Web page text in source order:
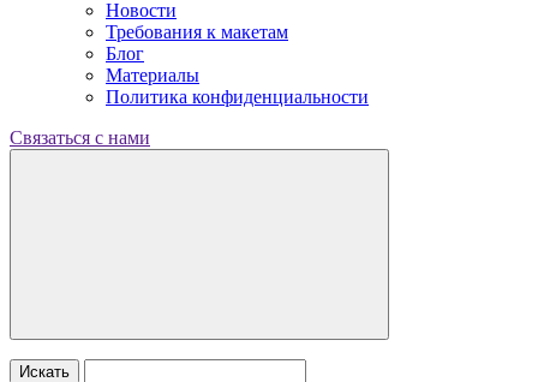
Новости
Требования к макетам
Блог
Материалы
Политика конфиденциальности
Связаться с нами
Искать